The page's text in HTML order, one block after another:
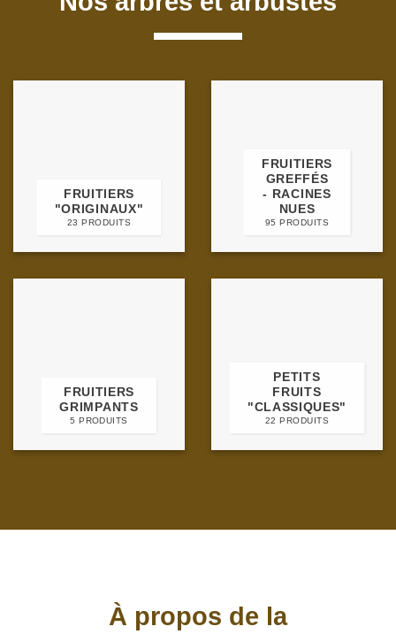
FRUITIERS
"ORIGINAUX"
23 PRODUITS
FRUITIERS
GREFFÉS
- RACINES
NUES
95 PRODUITS
FRUITIERS
GRIMPANTS
5 PRODUITS
PETITS
FRUITS
"CLASSIQUES"
22 PRODUITS
À propos de la